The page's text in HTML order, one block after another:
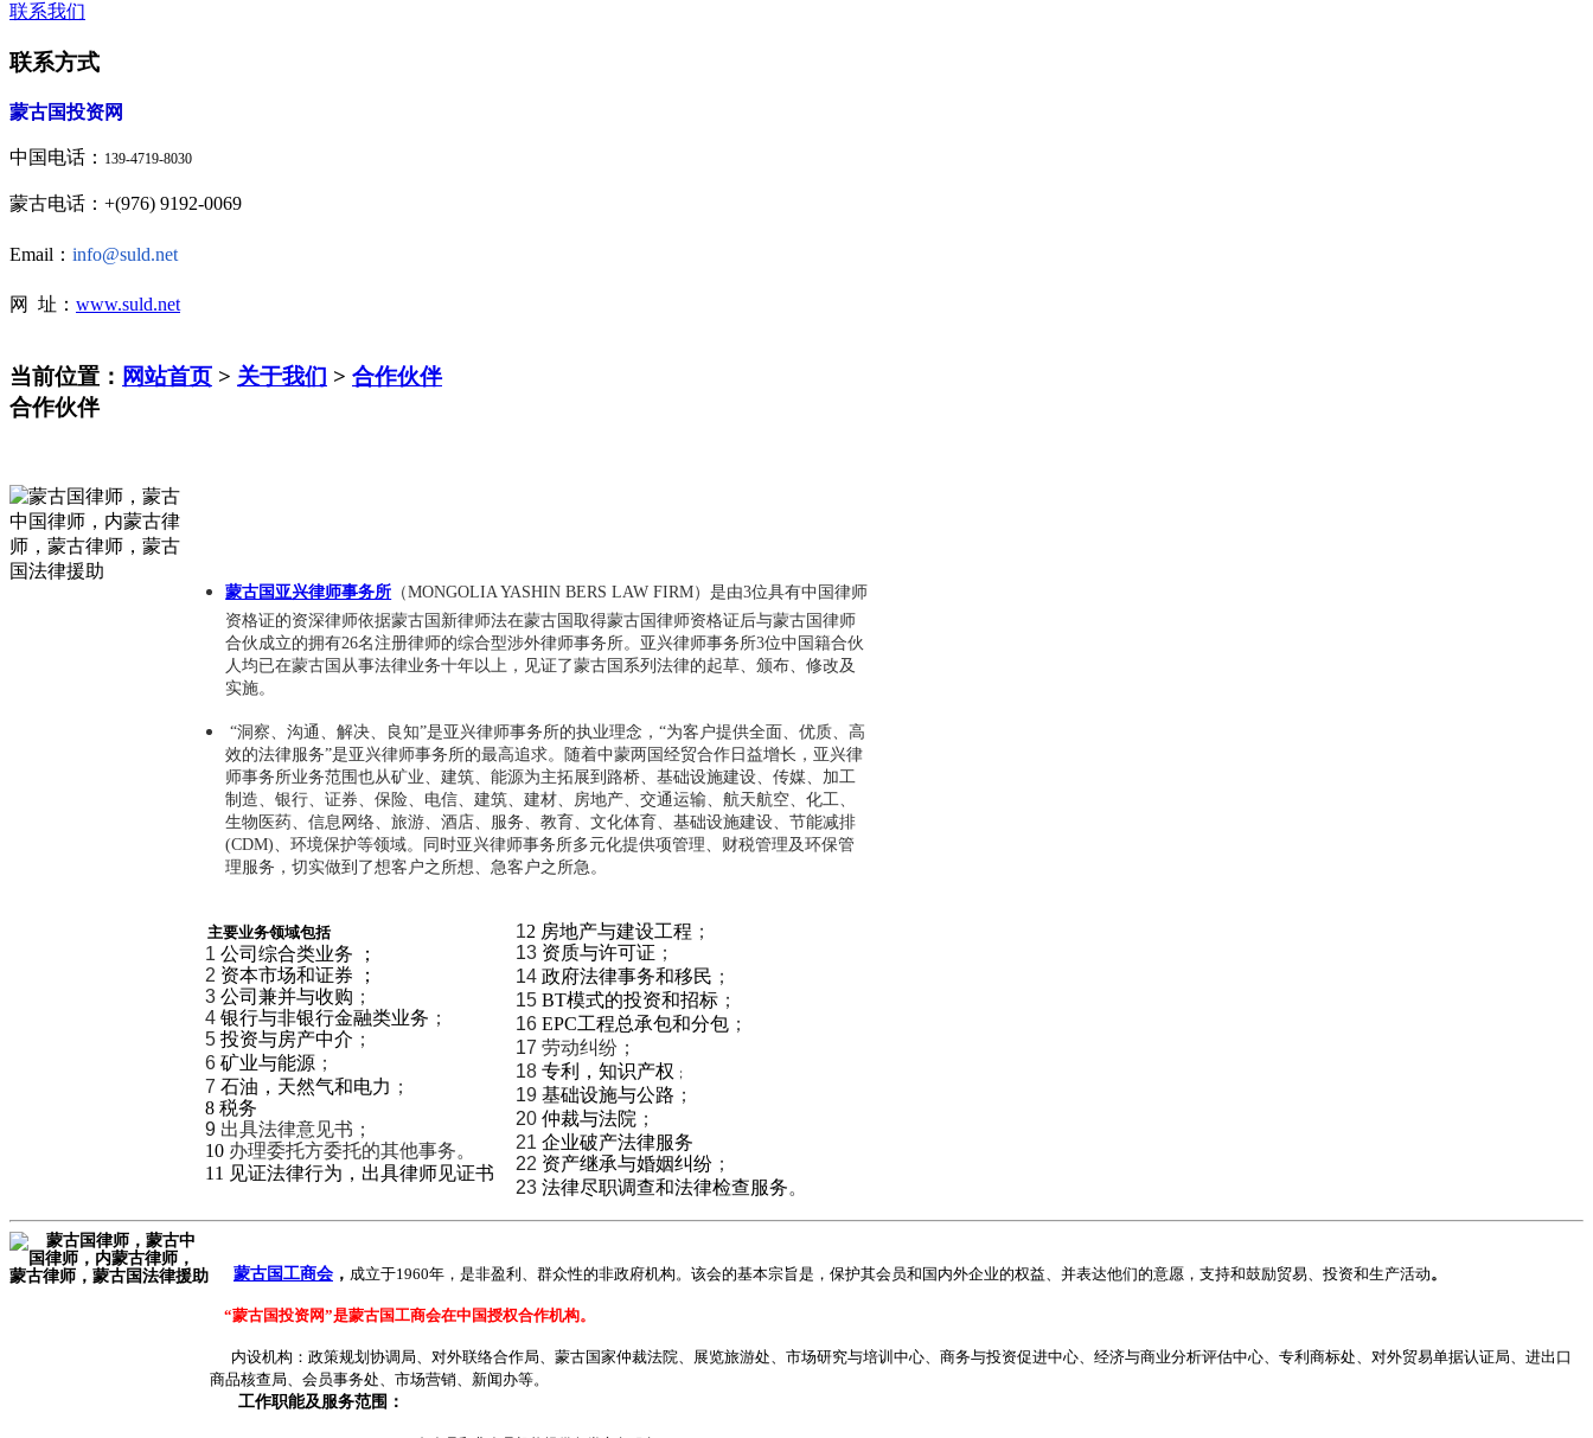
联系我们
联系方式
蒙古国投资网
中国电话： 139-4719-8030
蒙古电话：+(976) 9192-0069
Email： info@suld.net
网 址： www.suld.net
当前位置： 网站首页 > 关于我们 > 合作伙伴
合作伙伴
蒙古国亚兴律师事务所 （MONGOLIA YASHIN BERS LAW FIRM）是由3位具有中国律师
资格证的资深律师依据蒙古国新律师法在蒙古国取得蒙古国律师资格证后与蒙古国律师
合伙成立的拥有26名注册律师的综合型涉外律师事务所。亚兴律师事务所3位中国籍合伙
人均已在蒙古国从事法律业务十年以上，见证了蒙古国系列法律的起草、颁布、修改及
实施。
“洞察、沟通、解决、良知”是亚兴律师事务所的执业理念，“为客户提供全面、优质、高
效的法律服务”是亚兴律师事务所的最高追求。随着中蒙两国经贸合作日益增长，亚兴律
师事务所业务范围也从矿业、建筑、能源为主拓展到路桥、基础设施建设、传媒、加工
制造、银行、证券、保险、电信、建筑、建材、房地产、交通运输、航天航空、化工、
生物医药、信息网络、旅游、酒店、服务、教育、文化体育、基础设施建设、节能减排
(CDM)、环境保护等领域。同时亚兴律师事务所多元化提供项管理、财税管理及环保管
理服务，切实做到了想客户之所想、急客户之所急。
主要业务领域包括
1公司综合类业务
；
2 资本市场和证券
；
3公司兼并与收购 ；
4银行与非银行金融类业务 ；
5投资与房产中介 ；
6矿业与能源 ；
7石油，天然气和电力 ；
8 税务
9 出具法律意见书；
10 办理委托方委托的其他事务。
11 见证法律行为，出具律师见证书
12 房地产与建设工程 ；
13 资质与许可证 ；
14政府法律事务和移民 ；
15BT模式的投资和招标 ；
16EPC工程总承包和分包 ；
17 劳动纠纷 ；
18专利，知识产权 ；
19基础设施与公路 ；
20仲裁与法院 ；
21企业破产法律服务
22 资产继承与婚姻纠纷 ；
23法律尽职调查和法律检查服务。
蒙古国工商会 ， 成立于1960年，是非盈利、群众性的非政府机构。该会的基本宗旨是，保护其会员和国内外企业的权益、并表达他们的意愿，支持和鼓励贸易、投资和生产活动。
“蒙古国投资网”是蒙古国工商会在中国授权合作机构。
内设机构：政策规划协调局、对外联络合作局、蒙古国家仲裁法院、展览旅游处、市场研究与培训中心、商务与投资促进中心、经济与商业分析评估中心、专利商标处、对外贸易单据认证局、进出口
商品核查局、会员事务处、市场营销、新闻办等。
工作职能及服务范围：